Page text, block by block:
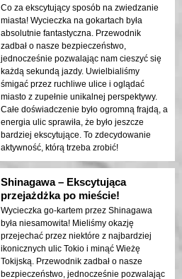
Co za ekscytujący sposób na zwiedzanie
miasta! Wycieczka na gokartach była
absolutnie fantastyczna. Przewodnik
zadbał o nasze bezpieczeństwo,
jednocześnie pozwalając nam cieszyć się
każdą sekundą jazdy. Uwielbialiśmy
śmigać przez ruchliwe ulice i oglądać
miasto z zupełnie unikalnej perspektywy.
Całe doświadczenie było ogromną frajdą, a
energia ulic sprawiła, że było jeszcze
bardziej ekscytujące. To zdecydowanie
aktywność, którą trzeba zrobić!
Shinagawa – Ekscytująca
przejażdżka po mieście!
Wycieczka go-kartem przez Shinagawa
była niesamowita! Mieliśmy okazję
przejechać przez niektóre z najbardziej
ikonicznych ulic Tokio i minąć Wieżę
Tokijską. Przewodnik zadbał o nasze
bezpieczeństwo, jednocześnie pozwalając